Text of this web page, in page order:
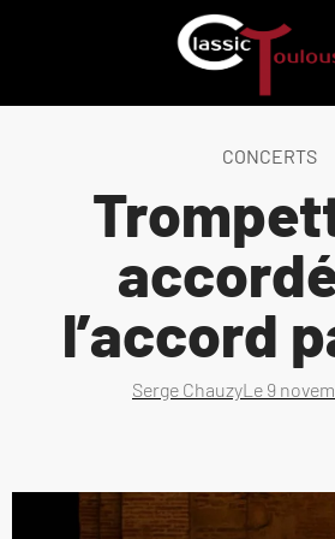
CONCERTS
l’accord
Serge ChauzyLe 9